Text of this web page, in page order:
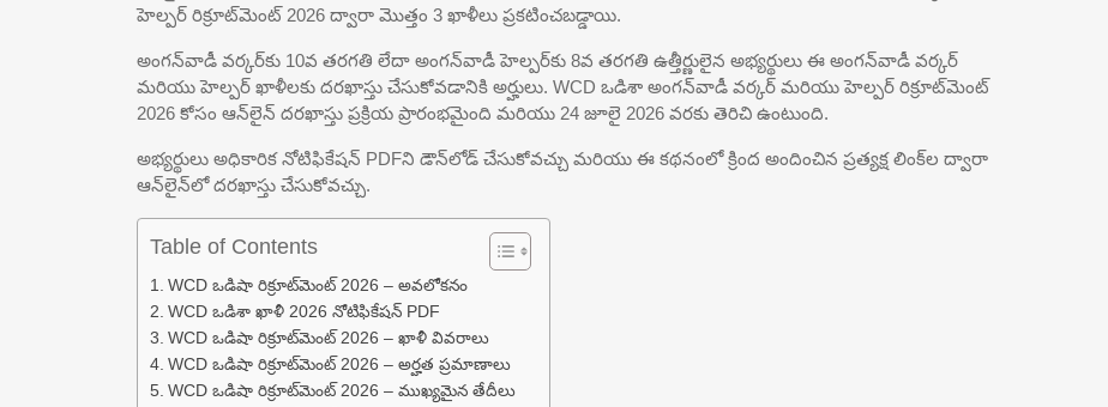
హెల్పర్ రిక్రూట్‌మెంట్ 2026 ద్వారా మొత్తం 3 ఖాళీలు ప్రకటించబడ్డాయి.
అంగన్‌వాడీ వర్కర్‌కు 10వ తరగతి లేదా అంగన్‌వాడీ హెల్పర్‌కు 8వ తరగతి ఉత్తీర్ణులైన అభ్యర్థులు ఈ అంగన్‌వాడీ వర్కర్
మరియు హెల్పర్ ఖాళీలకు దరఖాస్తు చేసుకోవడానికి అర్హులు. WCD ఒడిశా అంగన్‌వాడీ వర్కర్ మరియు హెల్పర్ రిక్రూట్‌మెంట్
2026 కోసం ఆన్‌లైన్ దరఖాస్తు ప్రక్రియ ప్రారంభమైంది మరియు 24 జూలై 2026 వరకు తెరిచి ఉంటుంది.
అభ్యర్థులు అధికారిక నోటిఫికేషన్ PDFని డౌన్‌లోడ్ చేసుకోవచ్చు మరియు ఈ కథనంలో క్రింద అందించిన ప్రత్యక్ష లింక్‌ల ద్వారా
ఆన్‌లైన్‌లో దరఖాస్తు చేసుకోవచ్చు.
Table of Contents
WCD ఒడిషా రిక్రూట్‌మెంట్ 2026 – అవలోకనం
WCD ఒడిశా ఖాళీ 2026 నోటిఫికేషన్ PDF
WCD ఒడిషా రిక్రూట్‌మెంట్ 2026 – ఖాళీ వివరాలు
WCD ఒడిషా రిక్రూట్‌మెంట్ 2026 – అర్హత ప్రమాణాలు
WCD ఒడిషా రిక్రూట్‌మెంట్ 2026 – ముఖ్యమైన తేదీలు